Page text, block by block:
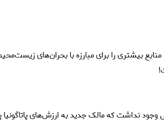
منابع بیشتری را برای مبارزه با بحران‌های
نداشت که مالک جدید به ارزش‌های پاتاگونیا